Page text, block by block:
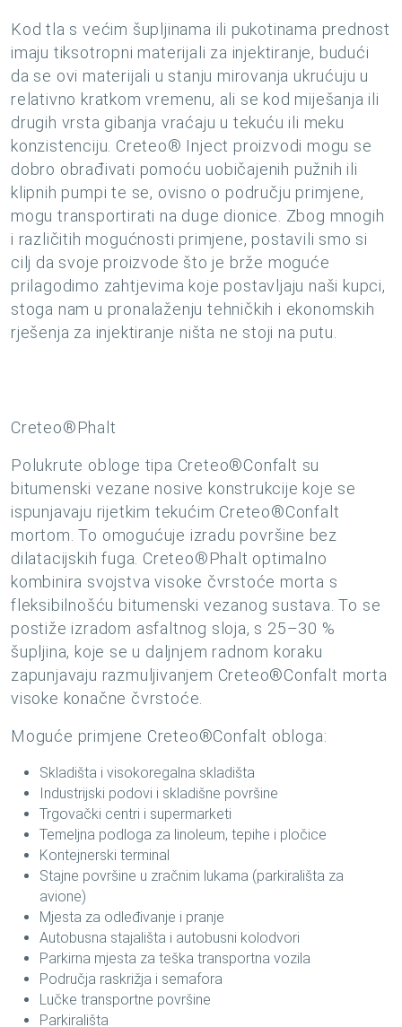
Kod tla s većim šupljinama ili pukotinama prednost
imaju tiksotropni materijali za injektiranje, budući
da se ovi materijali u stanju mirovanja ukrućuju u
relativno kratkom vremenu, ali se kod miješanja ili
drugih vrsta gibanja vraćaju u tekuću ili meku
konzistenciju. Creteo® Inject proizvodi mogu se
dobro obrađivati pomoću uobičajenih pužnih ili
klipnih pumpi te se, ovisno o području primjene,
mogu transportirati na duge dionice. Zbog mnogih
i različitih mogućnosti primjene, postavili smo si
cilj da svoje proizvode što je brže moguće
prilagodimo zahtjevima koje postavljaju naši kupci,
stoga nam u pronalaženju tehničkih i ekonomskih
rješenja za injektiranje ništa ne stoji na putu.
Creteo®Phalt
Polukrute obloge tipa Creteo®Confalt su
bitumenski vezane nosive konstrukcije koje se
ispunjavaju rijetkim tekućim Creteo®Confalt
mortom. To omogućuje izradu površine bez
dilatacijskih fuga. Creteo®Phalt optimalno
kombinira svojstva visoke čvrstoće morta s
fleksibilnošću bitumenski vezanog sustava. To se
postiže izradom asfaltnog sloja, s 25–30 %
šupljina, koje se u daljnjem radnom koraku
zapunjavaju razmuljivanjem Creteo®Confalt morta
visoke konačne čvrstoće.
Moguće primjene Creteo®Confalt obloga:
Skladišta i visokoregalna skladišta
Industrijski podovi i skladišne površine
Trgovački centri i supermarketi
Temeljna podloga za linoleum, tepihe i pločice
Kontejnerski terminal
Stajne površine u zračnim lukama (parkirališta za
avione)
Mjesta za odleđivanje i pranje
Autobusna stajališta i autobusni kolodvori
Parkirna mjesta za teška transportna vozila
Područja raskrižja i semafora
Lučke transportne površine
Parkirališta